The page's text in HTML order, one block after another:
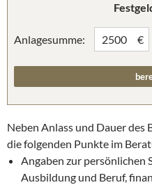
Anlagesumme: €
Neben Anlass und Dauer des
die folgenden Punkte im
Angaben zur persönlichen
Ausbildung und Beruf,